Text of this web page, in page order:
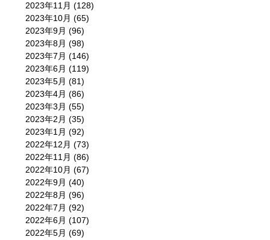
2023年11月 (128)
2023年10月 (65)
2023年9月 (96)
2023年8月 (98)
2023年7月 (146)
2023年6月 (119)
2023年5月 (81)
2023年4月 (86)
2023年3月 (55)
2023年2月 (35)
2023年1月 (92)
2022年12月 (73)
2022年11月 (86)
2022年10月 (67)
2022年9月 (40)
2022年8月 (96)
2022年7月 (92)
2022年6月 (107)
2022年5月 (69)